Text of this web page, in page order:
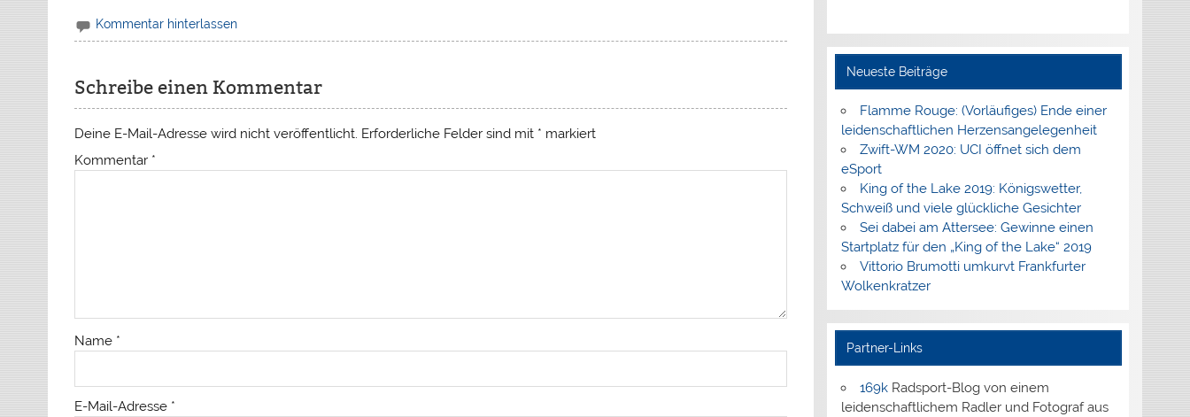
Kommentar hinterlassen
Schreibe einen Kommentar
Deine E-Mail-Adresse wird nicht veröffentlicht. Erforderliche Felder sind mit * markiert
Kommentar *
Name *
E-Mail-Adresse *
Neueste Beiträge
Flamme Rouge: (Vorläufiges) Ende einer
leidenschaftlichen Herzensangelegenheit
Zwift-WM 2020: UCI öffnet sich dem
eSport
King of the Lake 2019: Königswetter,
Schweiß und viele glückliche Gesichter
Sei dabei am Attersee: Gewinne einen
Startplatz für den „King of the Lake“ 2019
Vittorio Brumotti umkurvt Frankfurter
Wolkenkratzer
Partner-Links
169kRadsport-Blog von einem
leidenschaftlichem Radler und Fotograf aus